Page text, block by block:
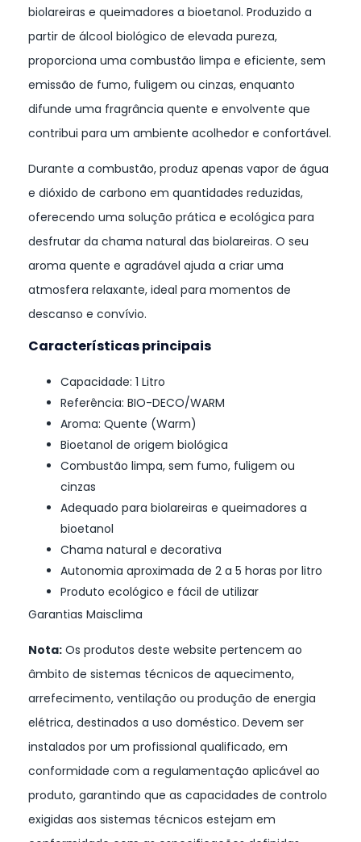
biolareiras e queimadores a bioetanol. Produzido a
partir de álcool biológico de elevada pureza,
proporciona uma combustão limpa e eficiente, sem
emissão de fumo, fuligem ou cinzas, enquanto
difunde uma fragrância quente e envolvente que
contribui para um ambiente acolhedor e confortável.
Durante a combustão, produz apenas vapor de água
e dióxido de carbono em quantidades reduzidas,
oferecendo uma solução prática e ecológica para
desfrutar da chama natural das biolareiras. O seu
aroma quente e agradável ajuda a criar uma
atmosfera relaxante, ideal para momentos de
descanso e convívio.
Características principais
Capacidade: 1 Litro
Referência: BIO-DECO/WARM
Aroma: Quente (Warm)
Bioetanol de origem biológica
Combustão limpa, sem fumo, fuligem ou
cinzas
Adequado para biolareiras e queimadores a
bioetanol
Chama natural e decorativa
Autonomia aproximada de 2 a 5 horas por litro
Produto ecológico e fácil de utilizar
Garantias Maisclima
Nota: Os produtos deste website pertencem ao
âmbito de sistemas técnicos de aquecimento,
arrefecimento, ventilação ou produção de energia
elétrica, destinados a uso doméstico. Devem ser
instalados por um profissional qualificado, em
conformidade com a regulamentação aplicável ao
produto, garantindo que as capacidades de controlo
exigidas aos sistemas técnicos estejam em